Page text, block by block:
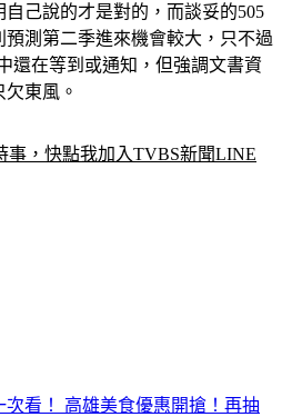
己說的才是對的，而談妥的505
測第二季進來機會較大，只不過
還在等到或通知，但強調文書資
東風。
事，快點我加入TVBS新聞LINE
看！ 高雄美食優惠開搶！再抽